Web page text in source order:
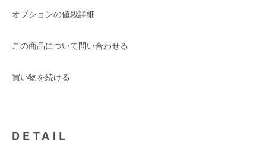
オプションの値段詳細
この商品について問い合わせる
買い物を続ける
DETAIL